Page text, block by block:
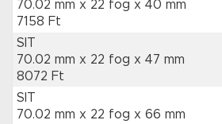
70.02 mm x 22 fog x 40 mm
7158 Ft
SIT
70.02 mm x 22 fog x 47 mm
8072 Ft
SIT
70.02 mm x 22 fog x 66 mm